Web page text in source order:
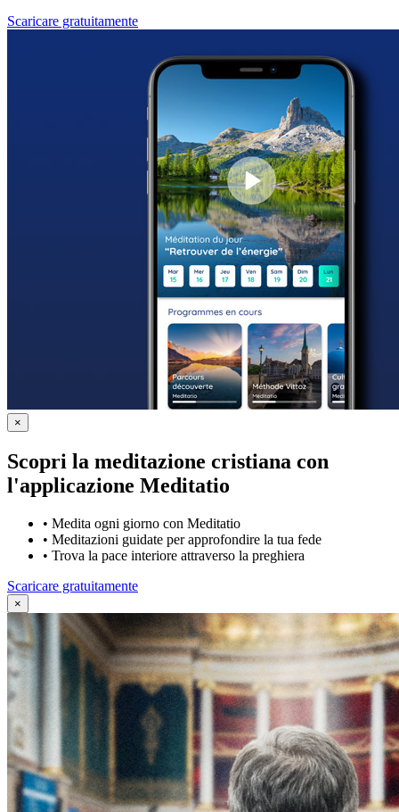
Scaricare gratuitamente
×
Scopri la meditazione cristiana con
l'applicazione Meditatio
• Medita ogni giorno con Meditatio
• Meditazioni guidate per approfondire la tua fede
• Trova la pace interiore attraverso la preghiera
Scaricare gratuitamente
×